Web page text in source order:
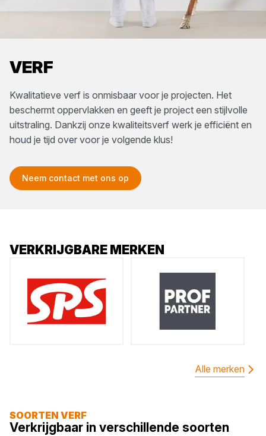
VERF
Kwalitatieve verf is onmisbaar voor je projecten. Het
beschermt oppervlakken en geeft je project een stijlvolle
uitstraling. Dankzij onze kwaliteitsverf werk je efficiënt en
houd je tijd over voor je volgende klus!
Neem contact met ons op
VERKRIJGBARE MERKEN
Alle merken
SOORTEN VERF
Verkrijgbaar in verschillende soorten